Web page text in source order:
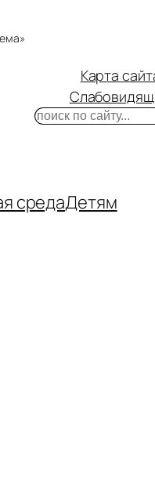
Карта
Поиск
средаДетям